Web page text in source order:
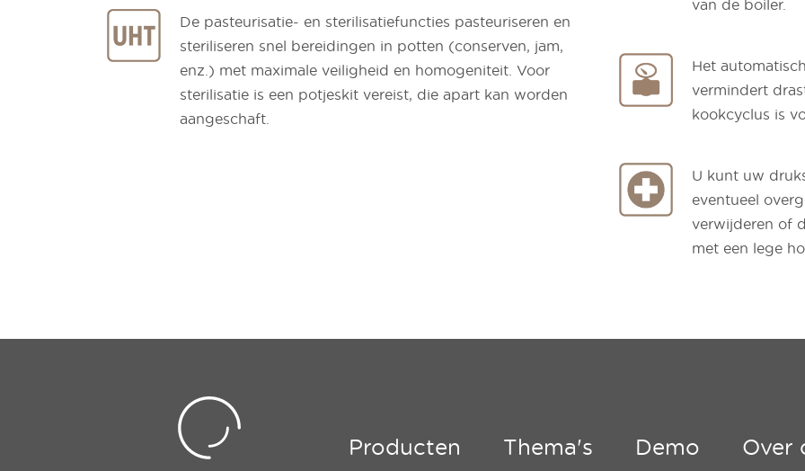
De pasteurisatie- en sterilisatiefuncties pasteuriseren en
steriliseren snel bereidingen in potten (conserven, jam,
enz.) met maximale veiligheid en homogeniteit. Voor
sterilisatie is een potjeskit vereist, die apart kan worden
aangeschaft.
Het
vermindert
kookcyclus is
U kunt uw
eventueel
verwijderen of
met een lege
Producten Thema's Demo Over